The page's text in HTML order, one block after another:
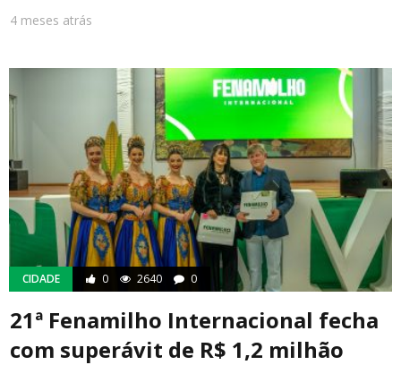
4 meses atrás
CIDADE 0 2640 0
21ª Fenamilho Internacional fecha
com superávit de R$ 1,2 milhão